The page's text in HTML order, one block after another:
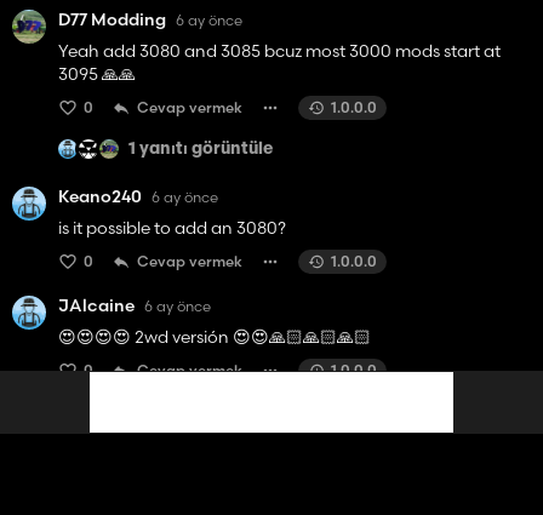
D77 Modding 6 ay önce
Yeah add 3080 and 3085 bcuz most 3000 mods start at
3095 🙏🙏
0 Cevap vermek 1.0.0.0
1 yanıtı görüntüle
Keano240 6 ay önce
is it possible to add an 3080?
0 Cevap vermek 1.0.0.0
JAlcaine 6 ay önce
😍😍😍😍 2wd versión 😍😍🙏🏻🙏🏻🙏🏻
0 Cevap vermek 1.0.0.0